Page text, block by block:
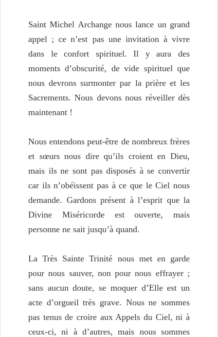
Saint Michel Archange nous lance un grand
appel ; ce n’est pas une invitation à vivre
dans le confort spirituel. Il y aura des
moments d’obscurité, de vide spirituel que
nous devrons surmonter par la prière et les
Sacrements. Nous devons nous réveiller dès
maintenant !
Nous entendons peut-être de nombreux frères
et sœurs nous dire qu’ils croient en Dieu,
mais ils ne sont pas disposés à se convertir
car ils n’obéissent pas à ce que le Ciel nous
demande. Gardons présent à l’esprit que la
Divine Miséricorde est ouverte, mais
personne ne sait jusqu’à quand.
La Très Sainte Trinité nous met en garde
pour nous sauver, non pour nous effrayer ;
sans aucun doute, se moquer d’Elle est un
acte d’orgueil très grave. Nous ne sommes
pas tenus de croire aux Appels du Ciel, ni à
ceux-ci, ni à d’autres, mais nous sommes